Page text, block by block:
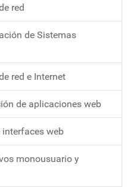
red
de Sistemas
red e Internet
de aplicaciones web
interfaces web
monousuario y